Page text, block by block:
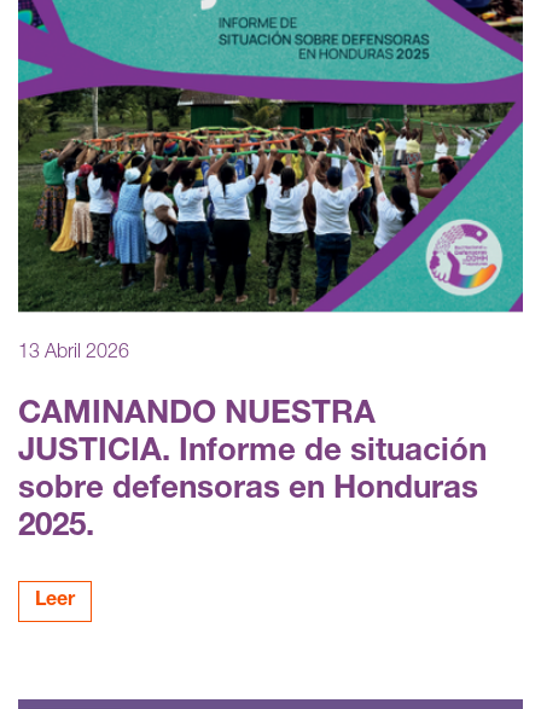
13 Abril 2026
CAMINANDO NUESTRA
JUSTICIA. Informe de situación
sobre defensoras en Honduras
2025.
Leer